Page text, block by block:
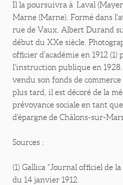
Il la poursuivra à Laval
Marne (Marne). Formé dans
rue de Vaux, Albert Durand
début du XXe siècle.
officier d'académie en 1912 (1)
l'instruction publique en 1928.
vendu son fonds de
plus tard, il est décoré de la
prévoyance sociale en tant
d'épargne de Châlons-sur-
Sources :
(1) Gallica "Journal officiel de
du 14 janvier 1912.